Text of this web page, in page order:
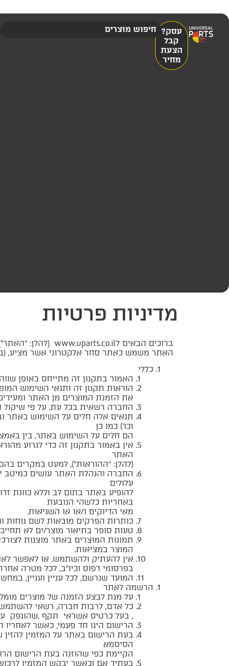
עסק?
קבל
הצעת
מחיר
מדיניות פרטיות
ברוכים הבאים לwww.uparts.co.il (להלן: “האתר”). האתר מופעל ע”י אוניברסל פרטס א.ב בעמ (ח.פ 511889917) (להלן: “הנהלת האתר” או “החברה”).
האתר משמש כאתר סחר אלקטרוני אשר מציע,
כללי
האמור בתקנון זה מתייחס באופן
הוראות תקנון זה ותנאי השימוש
את הזמנת המוצרים מן האתר
החברה רשאית בכל עת, על פי שיקול
תנאים אלה חלים על השימוש באתר
וכו’) כמו כן
הם חלים על השימוש באתר, בין
האתר
(להלן: “ההוראות”), למעט במקרים
החברה והנהלת האתר עושים כמיטב
עלולים
להופיע באתר בתום לב וללא כוונת
באחריות כלשהי הנובעת
מאי הדיוקים ו/או או השגיאות.
כותרות הפרקים מובאות לשם נוחות
טעות סופר בתיאור מוצר/ים לא
תמונות המוצרים באתר מוצגות
המוצר במציאות.
אין להעתיק ולהשתמש, או לאפשר
בפרסומי דפוס וכיו”ב, לכל מטרה
המועד שנרשם, לכל עניין ועניין,
הרשמה לאתר
על מנת לבצע הזמנה של מוצרים
כל אדם, לרבות חברה, רשאי להשתמש
, בעל כרטיס אשראי תקף ,שהונפק
הרישום הינו חד פעמי, כאשר
בעת הרישום באתר על המזמין
הסיסמא
הקיימת כפי שהוזנה בעת הרישום
בעתיד אם וכאשר יבקש המזמין